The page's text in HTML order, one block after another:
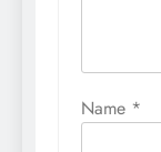
Name *